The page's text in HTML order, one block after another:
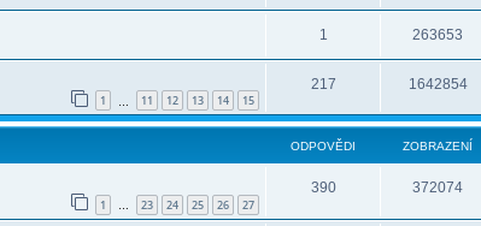
1 263653
1 11 12 13 14 15
217 1642854
ODPOVĚDI ZOBRAZENÍ
1 … 23 24 25 26 27
390 372074